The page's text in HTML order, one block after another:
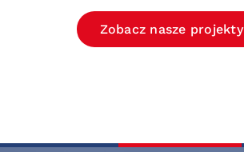
Zobacz nasze projekty